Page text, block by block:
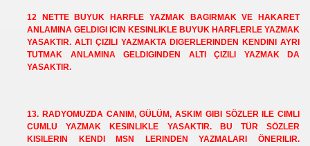
12 NETTE BUYUK HARFLE YAZMAK BAGIRMAK VE HAKARET
ANLAMINA GELDIGI ICIN KESINLIKLE BUYUK HARFLERLE YAZMAK
YASAKTIR. ALTI ÇIZILI YAZMAKTA DIGERLERINDEN KENDINI AYRI
TUTMAK ANLAMINA GELDIGINDEN ALTI ÇIZILI YAZMAK DA
YASAKTIR.
13. RADYOMUZDA CANIM, GÜLÜM, ASKIM GIBI SÖZLER ILE CIMLI
CUMLU YAZMAK KESINLIKLE YASAKTIR. BU TÜR SÖZLER
KISILERIN KENDI MSN LERINDEN YAZMALARI ÖNERILIR.